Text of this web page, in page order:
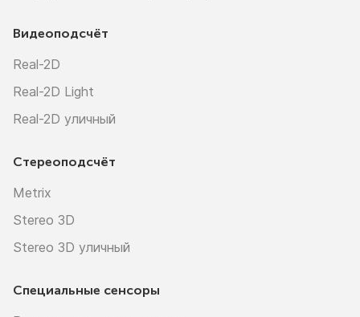
Видеоподсчёт
Real-2D
Real-2D Light
Real-2D уличный
Стереоподсчёт
Metrix
Stereo 3D
Stereo 3D уличный
Специальные сенсоры